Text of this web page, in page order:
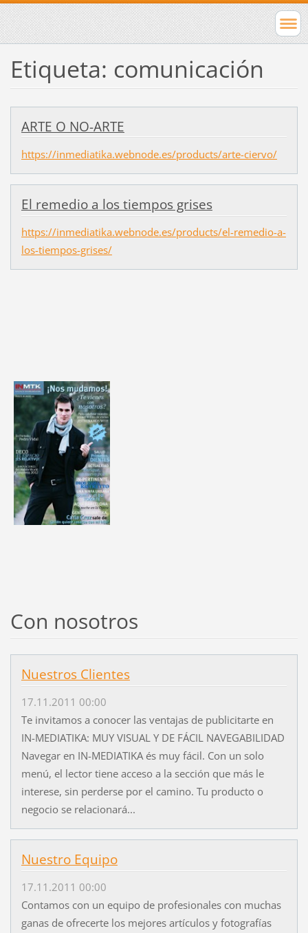
Etiqueta: comunicación
ARTE O NO-ARTE
https://inmediatika.webnode.es/products/arte-ciervo/
El remedio a los tiempos grises
https://inmediatika.webnode.es/products/el-remedio-a-
los-tiempos-grises/
Con nosotros
Nuestros Clientes
17.11.2011 00:00
Te invitamos a conocer las ventajas de publicitarte en
IN-MEDIATIKA: MUY VISUAL Y DE FÁCIL NAVEGABILIDAD
Navegar en IN-MEDIATIKA és muy fácil. Con un solo
menú, el lector tiene acceso a la sección que más le
interese, sin perderse por el camino. Tu producto o
negocio se relacionará...
Nuestro Equipo
17.11.2011 00:00
Contamos con un equipo de profesionales con muchas
ganas de ofrecerte los mejores artículos y fotografías